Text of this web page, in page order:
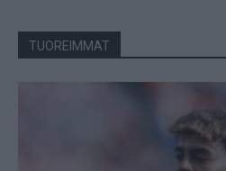
TUOREIMMAT